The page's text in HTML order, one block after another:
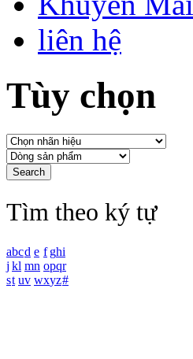
liên hệ
Tùy chọn
Tìm theo ký tự
abcd e f ghi
j kl mn opqr
st uv wxyz#